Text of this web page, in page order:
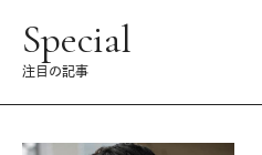
Special
注目の記事